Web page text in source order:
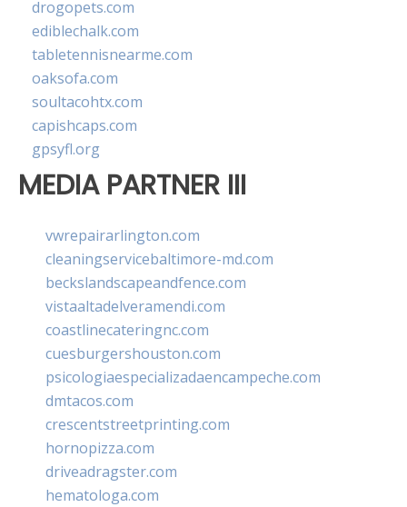
drogopets.com
ediblechalk.com
tabletennisnearme.com
oaksofa.com
soultacohtx.com
capishcaps.com
gpsyfl.org
MEDIA PARTNER III
vwrepairarlington.com
cleaningservicebaltimore-md.com
beckslandscapeandfence.com
vistaaltadelveramendi.com
coastlinecateringnc.com
cuesburgershouston.com
psicologiaespecializadaencampeche.com
dmtacos.com
crescentstreetprinting.com
hornopizza.com
driveadragster.com
hematologa.com